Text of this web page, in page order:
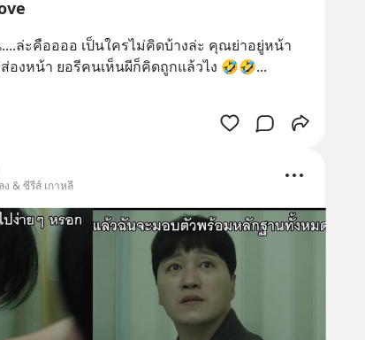
ล่ะคืออออ เป็นใครไม่คิดบ้างล่ะ คุณย่าอยู่หน้า
องหน้า ยอรีคนเห็นผีก็คิดถูกแล้วไง 🤣🤣...
& ซีรีส์ เกาหลี